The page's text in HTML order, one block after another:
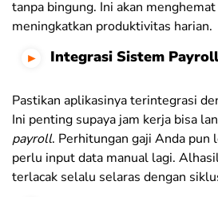
tanpa bingung. Ini akan
meningkatkan produktivitas harian.
Integrasi Sistem Payroll
Pastikan aplikasinya terintegrasi
Ini penting supaya jam kerja bisa
payroll. Perhitungan gaji Anda pun
perlu input data manual lagi.
terlacak selalu selaras dengan